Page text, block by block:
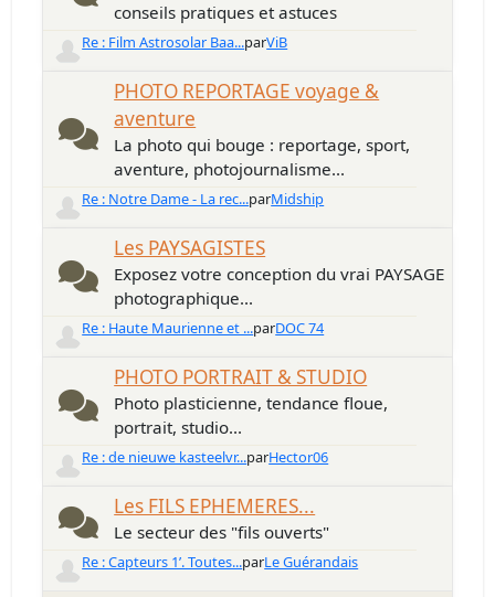
conseils pratiques et astuces
Re : Film Astrosolar Baa...parViB
PHOTO REPORTAGE voyage &
aventure
La photo qui bouge : reportage, sport,
aventure, photojournalisme...
Re : Notre Dame - La rec...parMidship
Les PAYSAGISTES
Exposez votre conception du vrai PAYSAGE
photographique...
Re : Haute Maurienne et ...parDOC 74
PHOTO PORTRAIT & STUDIO
Photo plasticienne, tendance floue,
portrait, studio...
Re : de nieuwe kasteelvr...parHector06
Les FILS EPHEMERES...
Le secteur des "fils ouverts"
Re : Capteurs 1’. Toutes...parLe Guérandais